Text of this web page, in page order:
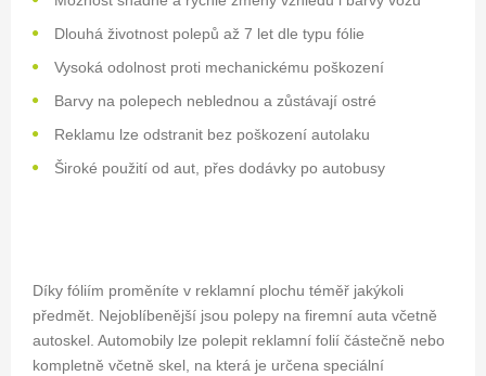
Dlouhá životnost polepů až 7 let dle typu fólie
Vysoká odolnost proti mechanickému poškození
Barvy na polepech neblednou a zůstávají ostré
Reklamu lze odstranit bez poškození autolaku
Široké použití od aut, přes dodávky po autobusy
Díky fóliím proměníte v reklamní plochu téměř jakýkoli
předmět. Nejoblíbenější jsou polepy na firemní auta včetně
autoskel. Automobily lze polepit reklamní folií částečně nebo
kompletně včetně skel, na která je určena speciální